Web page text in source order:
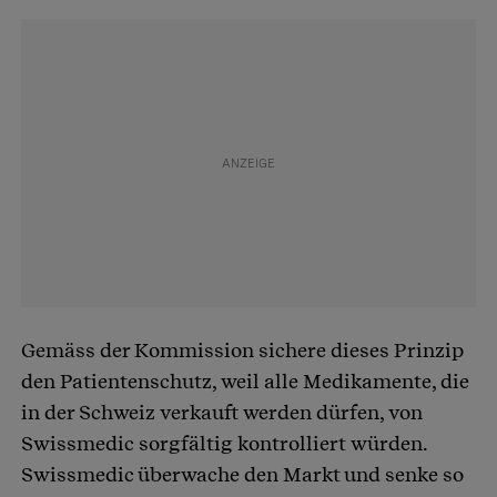
Gemäss der Kommission sichere dieses Prinzip
den Patientenschutz, weil alle Medikamente, die
in der Schweiz verkauft werden dürfen, von
Swissmedic sorgfältig kontrolliert würden.
Swissmedic überwache den Markt und senke so